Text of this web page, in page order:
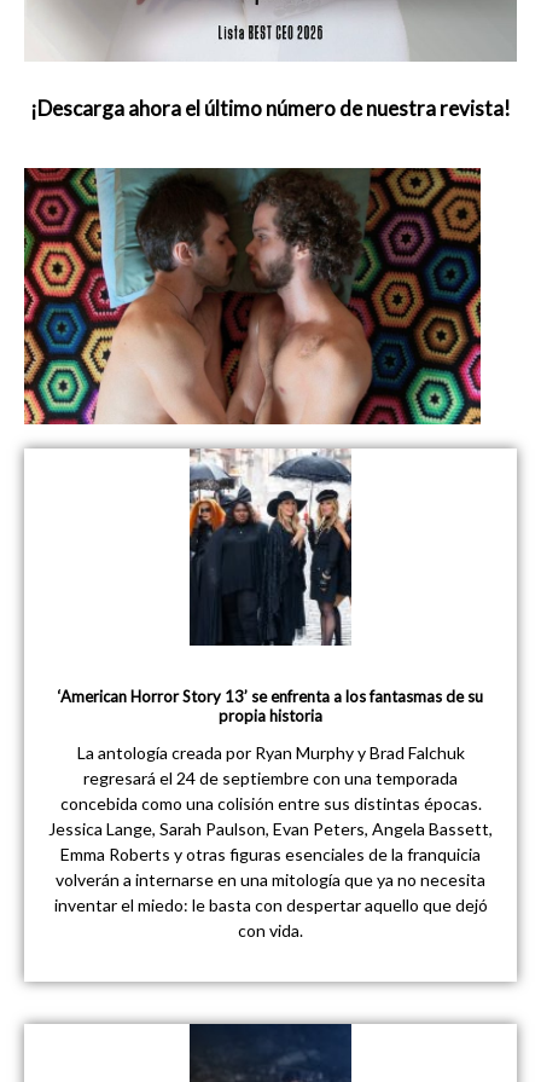
¡Descarga ahora el último número de nuestra revista!
‘American Horror Story 13’ se enfrenta a los fantasmas de su
propia historia
La antología creada por Ryan Murphy y Brad Falchuk
regresará el 24 de septiembre con una temporada
concebida como una colisión entre sus distintas épocas.
Jessica Lange, Sarah Paulson, Evan Peters, Angela Bassett,
Emma Roberts y otras figuras esenciales de la franquicia
volverán a internarse en una mitología que ya no necesita
inventar el miedo: le basta con despertar aquello que dejó
con vida.